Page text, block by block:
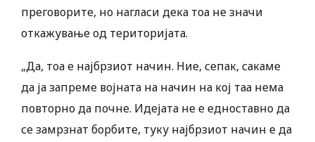
преговорите, но нагласи дека тоа не значи
откажување од територијата.
„Да, тоа е најбрзиот начин. Ние, сепак, сакаме
да ја запреме војната на начин на кој таа нема
повторно да почне. Идејата не е едноставно да
се замрзнат борбите, туку најбрзиот начин е да